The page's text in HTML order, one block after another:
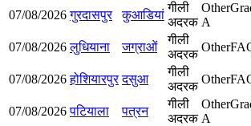
07/08/2026 गुरदासपुर कुआडियां
गीली
अदरक
Other
A
07/08/2026 लुधियाना जग्राओं
गीली
अदरक
Other
07/08/2026 होशियारपुर दसुआ
गीली
अदरक
Other
07/08/2026 पटियाला पत्रन
गीली
अदरक
Other
A